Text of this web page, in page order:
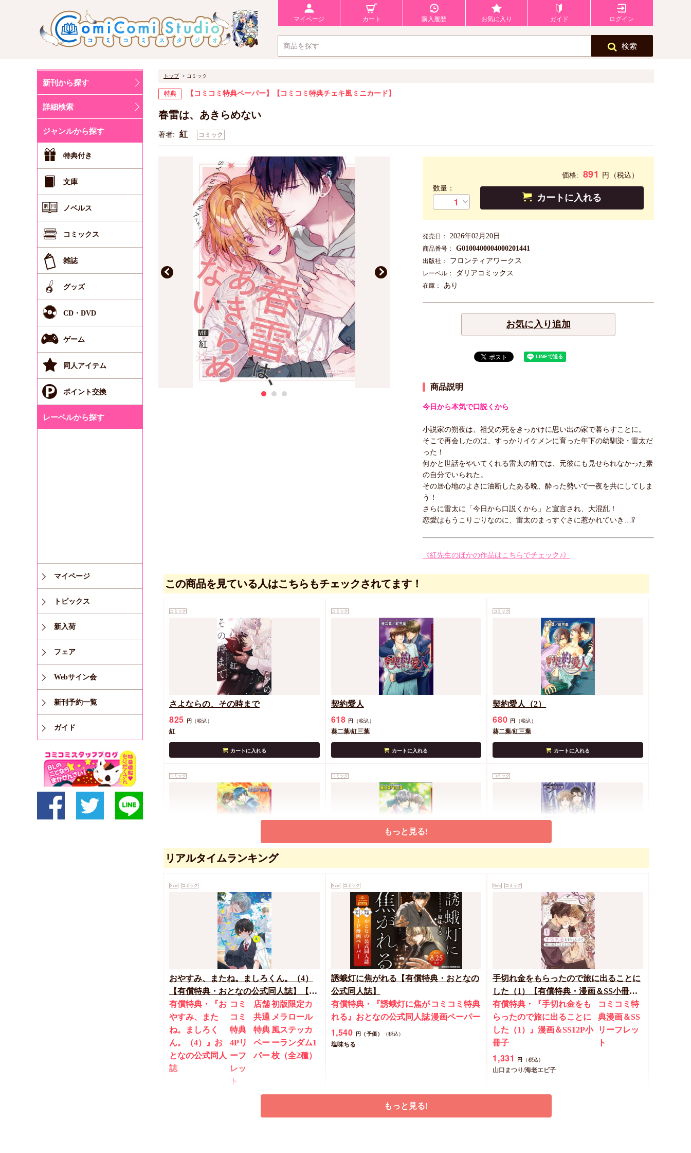
マイページ カート 購入履歴 お気に入り ガイド ログイン
検索
新刊から探す
詳細検索
ジャンルから探す
特典付き
文庫
ノベルス
コミックス
雑誌
グッズ
CD・DVD
ゲーム
同人アイテム
ポイント交換
レーベルから探す
マイページ
トピックス
新入荷
フェア
Webサイン会
新刊予約一覧
ガイド
トップ コミック
特典 【コミコミ特典ペーパー】 【コミコミ特典チェキ風ミニカード】
春雷は、あきらめない
著者: 紅 コミック
価格: 891 円
（税込）
数量：
カートに入れる
発売日： 2026年02月20日
商品番号： G0100400004000201441
出版社： フロンティアワークス
レーベル： ダリアコミックス
在庫： あり
お気に入り追加
商品説明
今日から本気で口説くから
小説家の朔夜は、祖父の死をきっかけに思い出の家で暮らすことに。
そこで再会したのは、すっかりイケメンに育った年下の幼馴染・雷太だ
った！
何かと世話をやいてくれる雷太の前では、元彼にも見せられなかった素
の自分でいられた。
その居心地のよさに油断したある晩、酔った勢いで一夜を共にしてしま
う！
さらに雷太に「今日から口説くから」と宣言され、大混乱！
恋愛はもうこりごりなのに、雷太のまっすぐさに惹かれていき…⁉
《紅先生のほかの作品はこちらでチェック♪》
この商品を見ている人はこちらもチェックされてます！
コミック
さよならの、その時まで
825 円 （税込）
紅
カートに入れる
コミック
契約愛人
618 円 （税込）
葵二葉/紅三葉
カートに入れる
コミック
契約愛人（2）
680 円 （税込）
葵二葉/紅三葉
カートに入れる
コミック
華と嵐
618 円（税込）
カートに入れる
コミック
エクスタシーパラダイス
618 円（税込）
葵二葉/紅三葉
カートに入れる
コミック
支配者の白き檻（1）
660 円（税込）
カートに入れる
もっと見る!
リアルタイムランキング
New コミック
おやすみ、またね。ましろくん。（4）
【有償特典・おとなの公式同人誌】【8/7
締切！予約キャンペーン(抽■選)】
有償特典・『お
やすみ、また
ね。ましろく
ん。（4）』お
となの公式同人
誌
コミ
コミ
特典
4Pリ
ーフ
レッ
ト
店舗
共通
特典
ペー
パー
初版限定カ
メラロール
風ステッカ
ーランダム1
枚（全2種）
New コミック
誘蛾灯に焦がれる【有償特典・おとなの
公式同人誌】
有償特典・『誘蛾灯に焦が
れる』おとなの公式同人誌
コミコミ特典
漫画ペーパー
1,540 円（予価） （税込）
塩味ちる
New コミック
手切れ金をもらったので旅に出ることに
した（1）【有償特典・漫画＆SS小冊
子】
有償特典・『手切れ金をも
らったので旅に出ることに
した（1）』漫画＆SS12P小
冊子
コミコミ特
典漫画＆SS
リーフレッ
ト
1,331 円 （税込）
山口まつり/海老エビ子
もっと見る!